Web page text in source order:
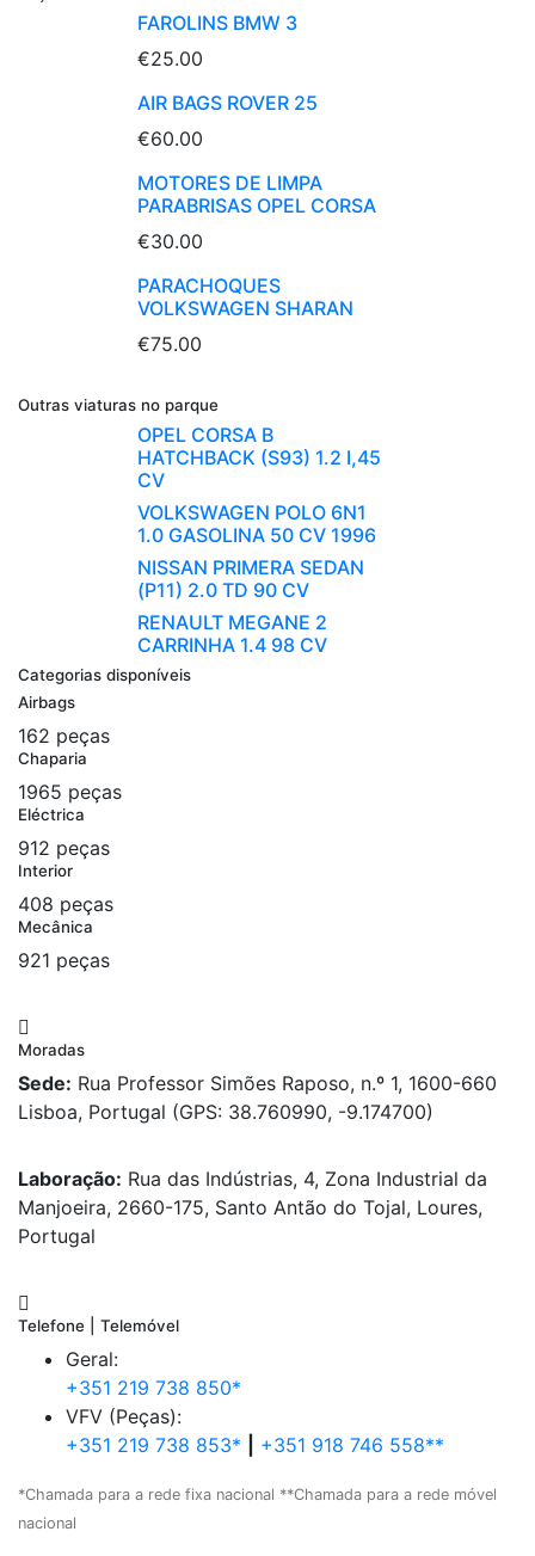
FAROLINS BMW 3
€25.00
AIR BAGS ROVER 25
€60.00
MOTORES DE LIMPA
PARABRISAS OPEL CORSA
€30.00
PARACHOQUES
VOLKSWAGEN SHARAN
€75.00
Outras viaturas no parque
OPEL CORSA B
HATCHBACK (S93) 1.2 I,45
CV
VOLKSWAGEN POLO 6N1
1.0 GASOLINA 50 CV 1996
NISSAN PRIMERA SEDAN
(P11) 2.0 TD 90 CV
RENAULT MEGANE 2
CARRINHA 1.4 98 CV
Categorias disponíveis
Airbags
162 peças
Chaparia
1965 peças
Eléctrica
912 peças
Interior
408 peças
Mecânica
921 peças
Moradas
Sede: Rua Professor Simões Raposo, n.º 1, 1600-660
Lisboa, Portugal (GPS: 38.760990, -9.174700)
Laboração: Rua das Indústrias, 4, Zona Industrial da
Manjoeira, 2660-175, Santo Antão do Tojal, Loures,
Portugal
Telefone | Telemóvel
Geral:
+351 219 738 850*
VFV (Peças):
+351 219 738 853*
+351 918 746 558**
*Chamada para a rede fixa nacional **Chamada para a rede móvel
nacional